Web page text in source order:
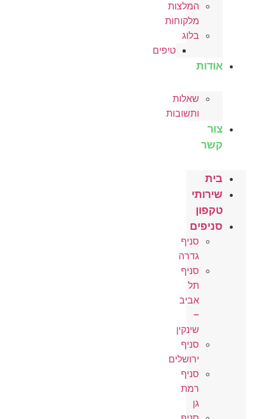
המלצות
מלקוחות
בלוג
טיפים
אודות
שאלות
ותשובות
צור
קשר
בית
שירותי
טקפון
סניפים
סניף
גדרה
סניף
תל
אביב
–
שינקין
סניף
ירושלים
סניף
רמת
גן